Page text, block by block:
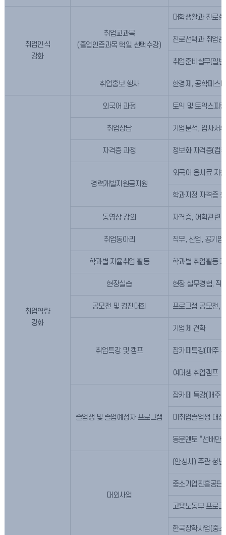
취업인식
강화
취업교과목
(졸업인증과목 택일 선택수강)
대학생활과 진로
진로선택과 취업
취업준비실무(일
취업홍보 행사 한경제, 공학페스
취업역량
강화
외국어 과정 토익 및 토익스피
취업상담 기업분석, 입사서
자격증 과정 정보화 자격증(컴
경력개발지원금지원
외국어 응시료 지원
학과지정 자격증
동영상 강의 자격증, 어학관련
취업동아리 직무, 산업, 공기
학과별 자율취업 활동 학과별 취업활동
현장실습 현장 실무경험, 직
공모전 및 경진대회 프로그램 공모전,
취업특강 및 캠프
기업체 견학
잡카페특강(매주
여대생 취업캠프
졸업생 및 졸업예정자 프로그램
잡카페 특강(매주
미취업졸업생 대
동문멘토 “선배만
대외사업
(안성시) 주관 청
중소기업진흥공단
고용노동부 프로
한국장학사업(중